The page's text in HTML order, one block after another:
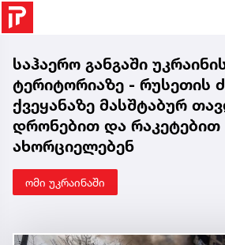
საჰაერო განგაში
ტერიტორიაზე - რუსეთის
ქვეყანაზე მასშტაბურ
დრონებით და რაკეტებით
ახორციელებენ
ომი უკრაინაში